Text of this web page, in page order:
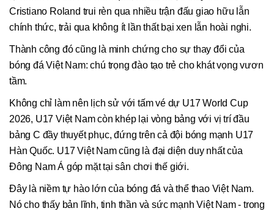
Cristiano Roland trui rèn qua nhiều trận đấu giao hữu lẫn
chính thức, trải qua không ít lần thất bại xen lẫn hoài nghi.
Thành công đó cũng là minh chứng cho sự thay đổi của
bóng đá Việt Nam: chú trọng đào tạo trẻ cho khát vọng vươn
tầm.
Không chỉ làm nên lịch sử với tấm vé dự U17 World Cup
2026, U17 Việt Nam còn khép lại vòng bảng với vị trí đầu
bảng C đầy thuyết phục, đứng trên cả đội bóng mạnh U17
Hàn Quốc. U17 Việt Nam cũng là đại diện duy nhất của
Đông Nam Á góp mặt tại sân chơi thế giới.
Đây là niềm tự hào lớn của bóng đá và thể thao Việt Nam.
Nó cho thấy bản lĩnh, tinh thần và sức mạnh Việt Nam - trong